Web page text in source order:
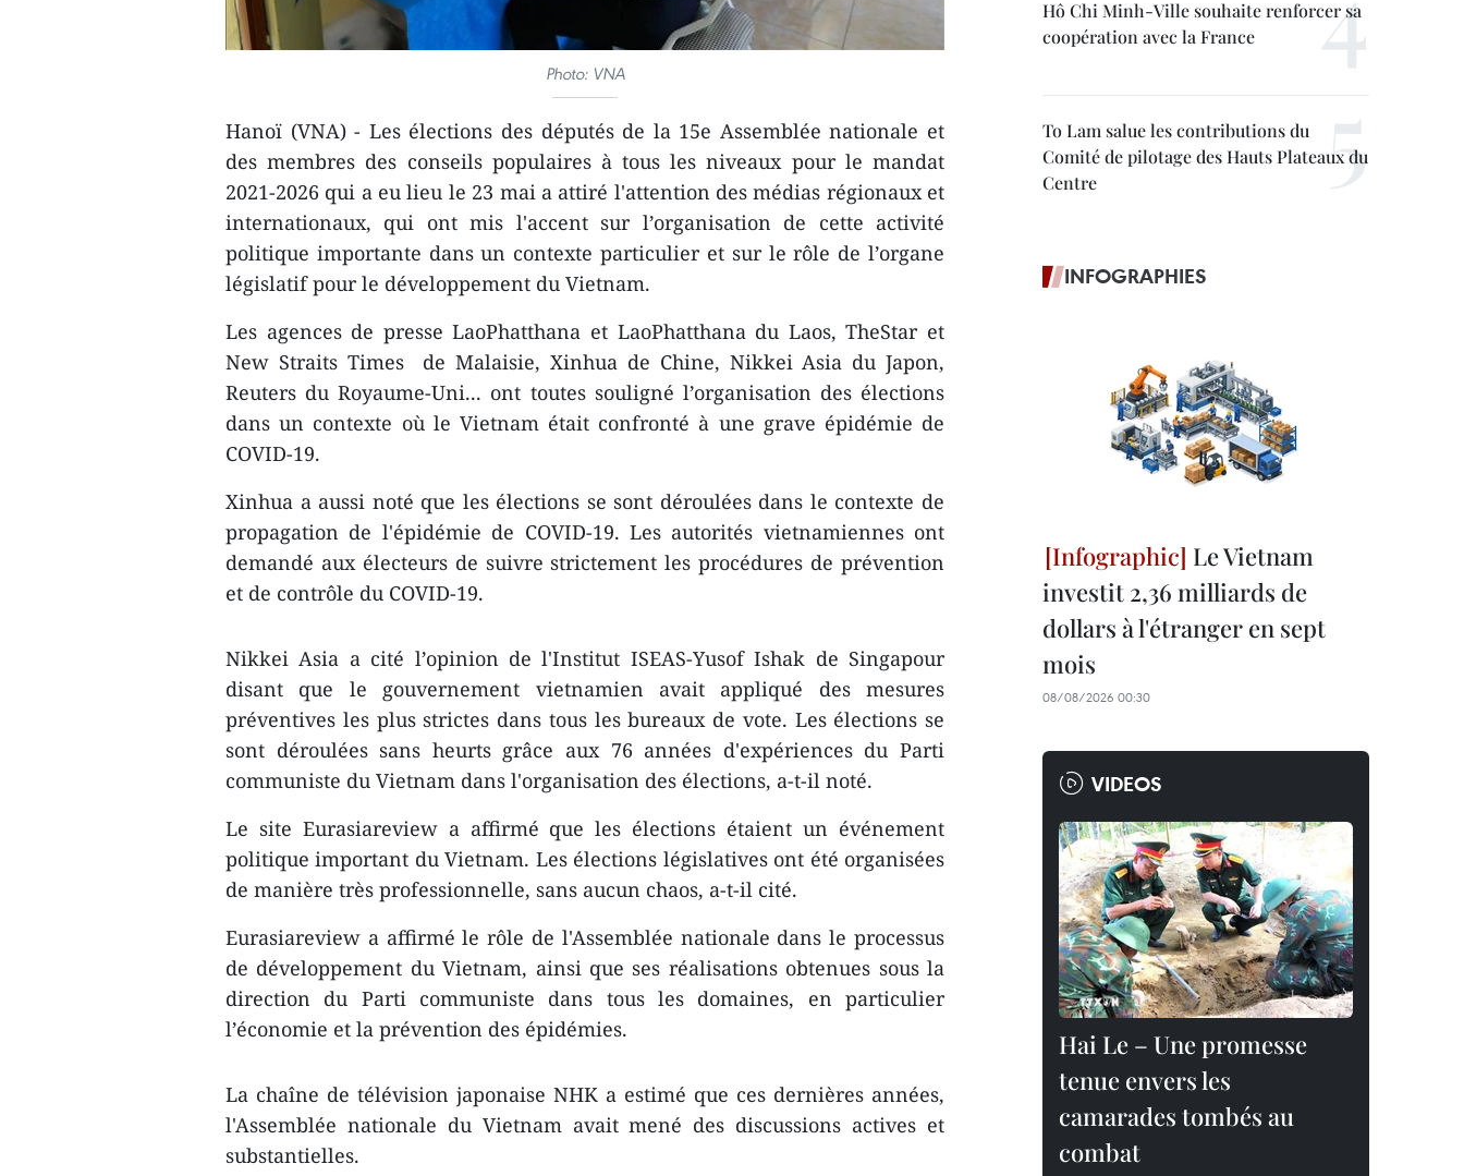
Photo: VNA
Hanoï (VNA) - Les élections des députés de la 15e Assemblée nationale et
des membres des conseils populaires à tous les niveaux pour le mandat
2021-2026 qui a eu lieu le 23 mai a attiré l'attention des médias régionaux et
internationaux, qui ont mis l'accent sur l’organisation de cette activité
politique importante dans un contexte particulier et sur le rôle de l’organe
législatif pour le développement du Vietnam.
Les agences de presse LaoPhatthana et LaoPhatthana du Laos, TheStar et
New Straits Times de Malaisie, Xinhua de Chine, Nikkei Asia du Japon,
Reuters du Royaume-Uni... ont toutes souligné l’organisation des élections
dans un contexte où le Vietnam était confronté à une grave épidémie de
COVID-19.
Xinhua a aussi noté que les élections se sont déroulées dans le contexte de
propagation de l'épidémie de COVID-19. Les autorités vietnamiennes ont
demandé aux électeurs de suivre strictement les procédures de prévention
et de contrôle du COVID-19.
Nikkei Asia a cité l’opinion de l'Institut ISEAS-Yusof Ishak de Singapour
disant que le gouvernement vietnamien avait appliqué des mesures
préventives les plus strictes dans tous les bureaux de vote. Les élections se
sont déroulées sans heurts grâce aux 76 années d'expériences du Parti
communiste du Vietnam dans l'organisation des élections, a-t-il noté.
Le site Eurasiareview a affirmé que les élections étaient un événement
politique important du Vietnam. Les élections législatives ont été organisées
de manière très professionnelle, sans aucun chaos, a-t-il cité.
Eurasiareview a affirmé le rôle de l'Assemblée nationale dans le processus
de développement du Vietnam, ainsi que ses réalisations obtenues sous la
direction du Parti communiste dans tous les domaines, en particulier
l’économie et la prévention des épidémies.
La chaîne de télévision japonaise NHK a estimé que ces dernières années,
l'Assemblée nationale du Vietnam avait mené des discussions actives et
substantielles.
Hô Chi Minh-Ville souhaite renforcer sa
coopération avec la France
To Lam salue les contributions du
Comité de pilotage des Hauts Plateaux du
Centre
INFOGRAPHIES
Le Vietnam
investit 2,36 milliards de
dollars à l'étranger en sept
mois
08/08/2026 00:30
VIDEOS
Hai Le – Une promesse
tenue envers les
camarades tombés au
combat